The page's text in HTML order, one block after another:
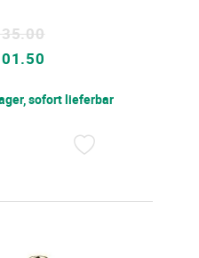
sofort lieferbar